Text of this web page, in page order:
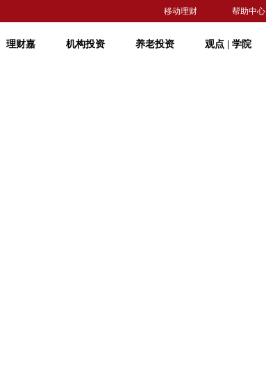
移动理财 帮助中心
理财嘉 机构投资 养老投资 观点 学院